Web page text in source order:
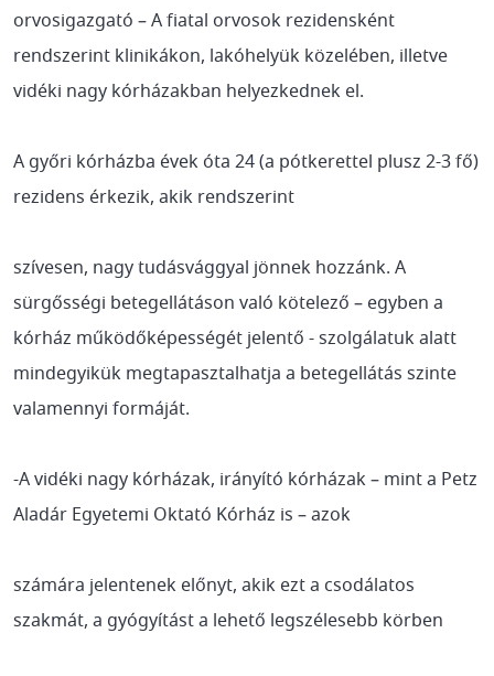
orvosigazgató – A fiatal orvosok rezidensként
rendszerint klinikákon, lakóhelyük közelében, illetve
vidéki nagy kórházakban helyezkednek el.
A győri kórházba évek óta 24 (a pótkerettel plusz 2-3 fő)
rezidens érkezik, akik rendszerint
szívesen, nagy tudásvággyal jönnek hozzánk. A
sürgősségi betegellátáson való kötelező – egyben a
kórház működőképességét jelentő - szolgálatuk alatt
mindegyikük megtapasztalhatja a betegellátás szinte
valamennyi formáját.
-A vidéki nagy kórházak, irányító kórházak – mint a Petz
Aladár Egyetemi Oktató Kórház is – azok
számára jelentenek előnyt, akik ezt a csodálatos
szakmát, a gyógyítást a lehető legszélesebb körben